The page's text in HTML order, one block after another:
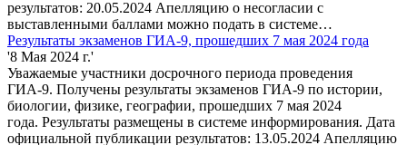
результатов: 20.05.2024 Апелляцию о несогласии с
выставленными баллами можно подать в системе…
Результаты экзаменов ГИА-9, прошедших 7 мая 2024 года
'8 Мая 2024 г.'
Уважаемые участники досрочного периода проведения
ГИА-9. Получены результаты экзаменов ГИА-9 по истории,
биологии, физике, географии, прошедших 7 мая 2024
года. Результаты размещены в системе информирования. Дата
официальной публикации результатов: 13.05.2024 Апелляцию